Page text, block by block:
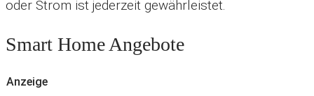
oder Strom ist jederzeit gewährleistet.
Smart Home Angebote
Anzeige